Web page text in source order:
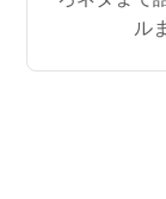
ル